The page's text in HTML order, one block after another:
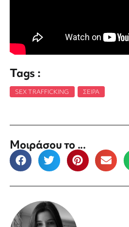
Tags :
SEX TRAFFICKING ΣΕΙΡΑ
Μοιράσου το ...